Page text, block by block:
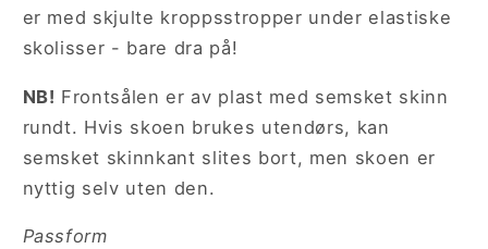
er med skjulte kroppsstropper under elastiske
skolisser - bare dra på!
NB! Frontsålen er av plast med semsket skinn
rundt. Hvis skoen brukes utendørs, kan
semsket skinnkant slites bort, men skoen er
nyttig selv uten den.
Passform